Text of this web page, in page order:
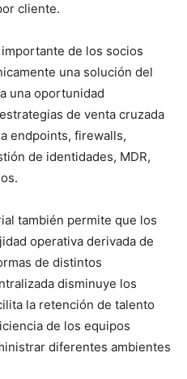
cliente.
de los socios
una solución del
una oportunidad
de venta cruzada
endpoints, firewalls,
de identidades, MDR,
también permite que los
operativa derivada de
de distintos
disminuye los
la retención de talento
de los equipos
diferentes ambientes